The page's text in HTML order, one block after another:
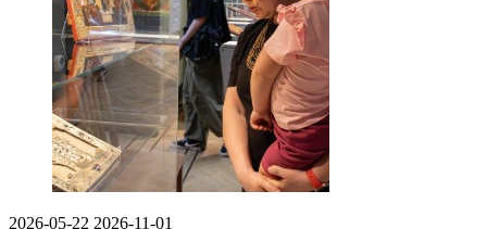
2026-05-22 2026-11-01